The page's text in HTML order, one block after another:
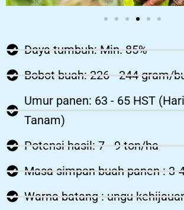
Daya tumbuh: Min. 85%
Bobot buah: 226 - 244 gram/
Umur panen: 63 - 65 HST
Tanam)
Potensi hasil: 7 - 9 ton/ha
Masa simpan buah panen : 3-
Warna batang : ungu